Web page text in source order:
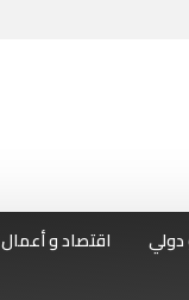
اقتصاد و أعمال